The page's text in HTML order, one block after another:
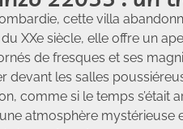
cette villa
XXe siècle, elle offre un
de fresques et ses
devant les salles
comme si le temps s’était
atmosphère mystérieuse